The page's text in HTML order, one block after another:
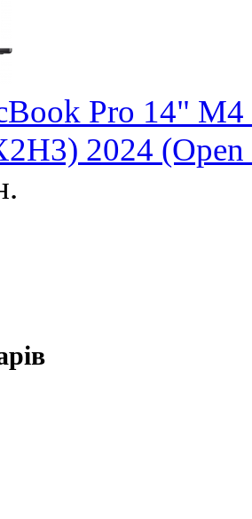
Pro 14" M4
2024